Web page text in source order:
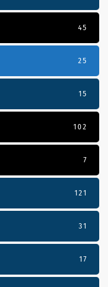
45
25
15
102
7
121
31
17